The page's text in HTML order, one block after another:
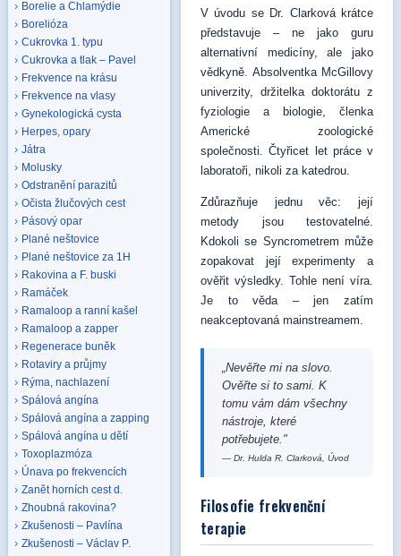
Borelie a Chlamýdie
Borelióza
Cukrovka 1. typu
Cukrovka a tlak – Pavel
Frekvence na krásu
Frekvence na vlasy
Gynekologická cysta
Herpes, opary
Játra
Molusky
Odstranění parazitů
Očista žlučových cest
Pásový opar
Plané neštovice
Plané neštovice za 1H
Rakovina a F. buski
Ramáček
Ramaloop a ranní kašel
Ramaloop a zapper
Regenerace buněk
Rotaviry a průjmy
Rýma, nachlazení
Spálová angína
Spálová angína a zapping
Spálová angína u dětí
Toxoplazmóza
Únava po frekvencích
Zanět horních cest d.
Zhoubná rakovina?
Zkušenosti – Pavlína
Zkušenosti – Václav P.
V úvodu se Dr. Clarková krátce
představuje – ne jako guru
alternativní medicíny, ale jako
vědkyně. Absolventka McGillovy
univerzity, držitelka doktorátu z
fyziologie a biologie, členka
Americké zoologické
společnosti. Čtyřicet let práce v
laboratoři, nikoli za katedrou.
Zdůrazňuje jednu věc: její
metody jsou testovatelné.
Kdokoli se Syncrometrem může
zopakovat její experimenty a
ověřit výsledky. Tohle není víra.
Je to věda – jen zatím
neakceptovaná mainstreamem.
„Nevěřte mi na slovo.
Ověřte si to sami. K
tomu vám dám všechny
nástroje, které
potřebujete."
— Dr. Hulda R. Clarková, Úvod
Filosofie frekvenční
terapie